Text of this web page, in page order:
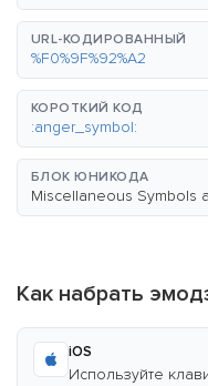
URL-КОДИРОВАННЫЙ
%F0%9F%92%A2
КОРОТКИЙ КОД
:anger_symbol:
БЛОК ЮНИКОДА
Miscellaneous Symbols
Как набрать
iOS
Используйте